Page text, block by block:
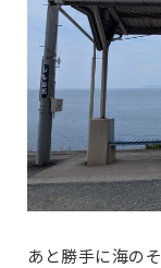
あと勝手に海の